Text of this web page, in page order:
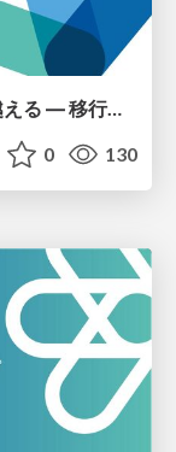
RPAの限界をAIエージェントで乗り越える ― 移行戦略と失敗しない導入ポイント
0 130